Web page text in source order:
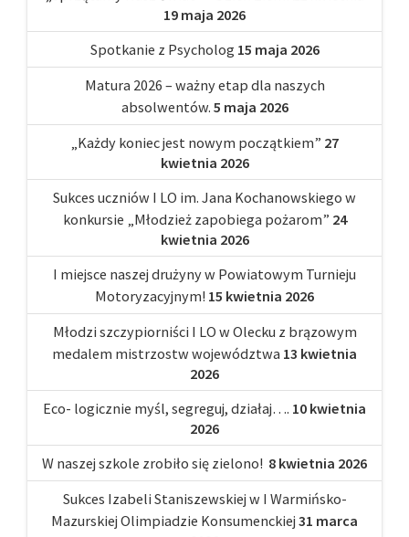
19 maja 2026
Spotkanie z Psycholog 15 maja 2026
Matura 2026 – ważny etap dla naszych
absolwentów. 5 maja 2026
„Każdy koniec jest nowym początkiem” 27
kwietnia 2026
Sukces uczniów I LO im. Jana Kochanowskiego w
konkursie „Młodzież zapobiega pożarom” 24
kwietnia 2026
I miejsce naszej drużyny w Powiatowym Turnieju
Motoryzacyjnym! 15 kwietnia 2026
Młodzi szczypiorniści I LO w Olecku z brązowym
medalem mistrzostw województwa 13 kwietnia
2026
Eco- logicznie myśl, segreguj, działaj…. 10 kwietnia
2026
W naszej szkole zrobiło się zielono! 8 kwietnia 2026
Sukces Izabeli Staniszewskiej w I Warmińsko-
Mazurskiej Olimpiadzie Konsumenckiej 31 marca